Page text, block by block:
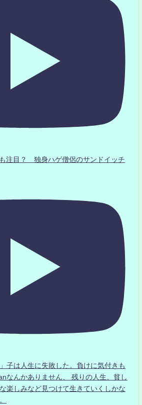
注目？ 独身ハゲ僧侶のサンドイッチ
子は人生に失敗した。負けに気付きも
なんかありません、 残りの人生、貧し
楽しみなど見つけて生きていくしかな